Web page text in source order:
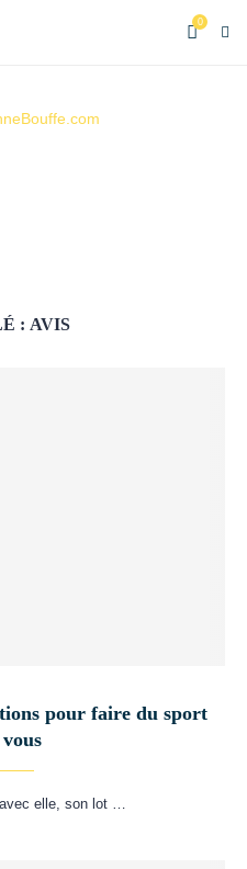
0
: AVIS
pour faire du sport
elle, son lot …